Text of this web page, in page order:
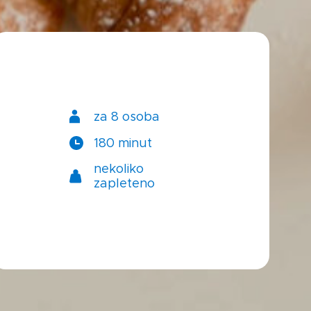
za 8 osoba
180 minut
nekoliko
zapleteno